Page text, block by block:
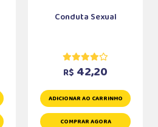
Conduta Sexual
R$ 42,20
ADICIONAR AO CARRINHO
COMPRAR AGORA